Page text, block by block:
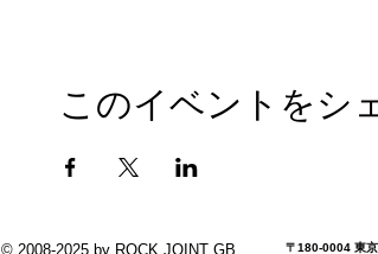
このイベントをシ
© 2008-2025 by ROCK JOINT GB 〒180-0004 東